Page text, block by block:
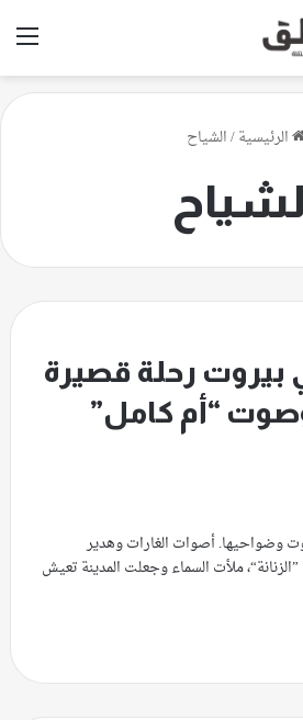
الرئيسية/الشياح
بيروت رحلة قصيرة
وصوت “أم كامل”
وضواحيها. أصوات الغارات وهدير
ملأت السماء وجعلت المدينة تعيش